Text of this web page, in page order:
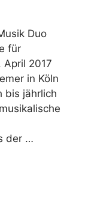
Duo
für
April 2017
in Köln
bis jährlich
der …